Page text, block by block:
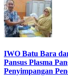
IWO Batu Bara
Pansus Plasma
Penyimpangan